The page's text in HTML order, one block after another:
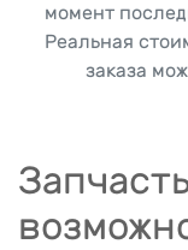
момент
Реальная
заказа